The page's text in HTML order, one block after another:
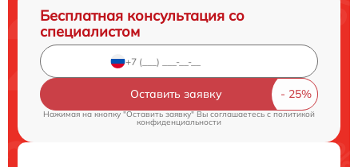
Бесплатная консультация со
специалистом
Оставить заявку
Нажимая на кнопку "Оставить заявку" Вы соглашаетесь cполитикой
конфиденциальности